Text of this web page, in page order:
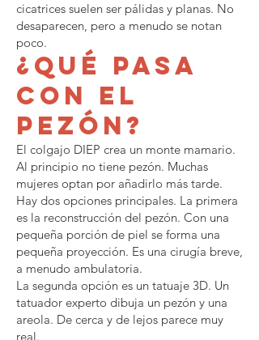
cicatrices suelen ser pálidas y planas. No
desaparecen, pero a menudo se notan
poco.
¿Qué pasa
con el
pezón?
El colgajo DIEP crea un monte mamario.
Al principio no tiene pezón. Muchas
mujeres optan por añadirlo más tarde.
Hay dos opciones principales. La primera
es la reconstrucción del pezón. Con una
pequeña porción de piel se forma una
pequeña proyección. Es una cirugía breve,
a menudo ambulatoria.
La segunda opción es un tatuaje 3D. Un
tatuador experto dibuja un pezón y una
areola. De cerca y de lejos parece muy
real.